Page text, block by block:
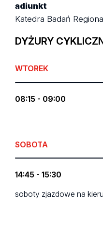
adiunkt
Katedra Badań
DYŻURY
WTOREK
08:15 - 09:00
SOBOTA
14:45 - 15:30
soboty zjazdowe na